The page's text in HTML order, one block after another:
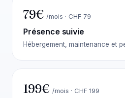
79€ /mois · CHF 79
Présence suivie
Hébergement, maintenance et
199€ /mois · CHF 199